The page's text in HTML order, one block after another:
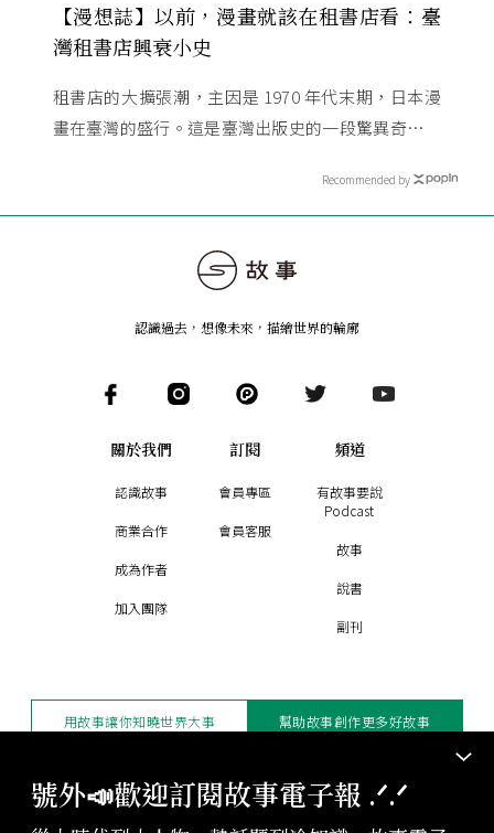
【漫想誌】以前，漫畫就該在租書店看：臺
灣租書店興衰小史
租書店的大擴張潮，主因是 1970 年代末期，日本漫
畫在臺灣的盛行。這是臺灣出版史的一段驚異奇航。
Recommended by
號外📣歡迎訂閱故事電子報 .ᐟ‪‪.ᐟ
認識過去，想像未來 ， 描繪世界的輪廓
關於我們
認識故事
商業合作
成為作者
加入團隊
訂閱
會員專區
會員客服
頻道
有故事要說
Podcast
故事
說書
副刊
用故事讓你知曉世界大事 幫助故事創作更多好故事